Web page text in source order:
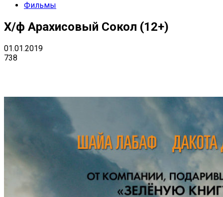
Фильмы
Х/ф Арахисовый Сокол (12+)
01.01.2019
738